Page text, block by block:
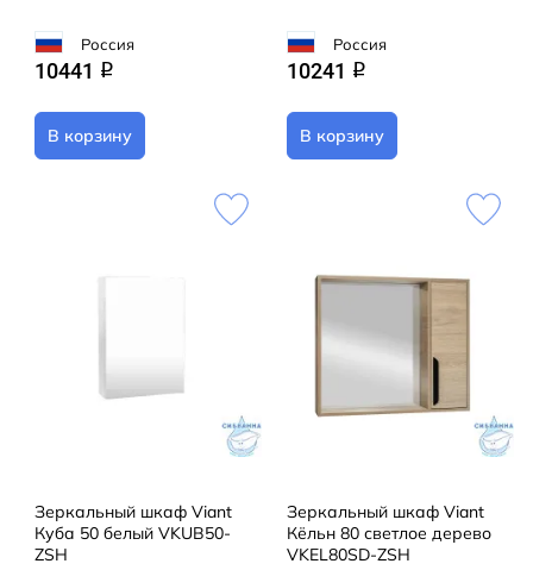
Россия
10441 q
В корзину
Россия
10241 q
В корзину
Зеркальный шкаф Viant
Куба 50 белый VKUB50-
ZSH
Зеркальный шкаф Viant
Кёльн 80 светлое дерево
VKEL80SD-ZSH